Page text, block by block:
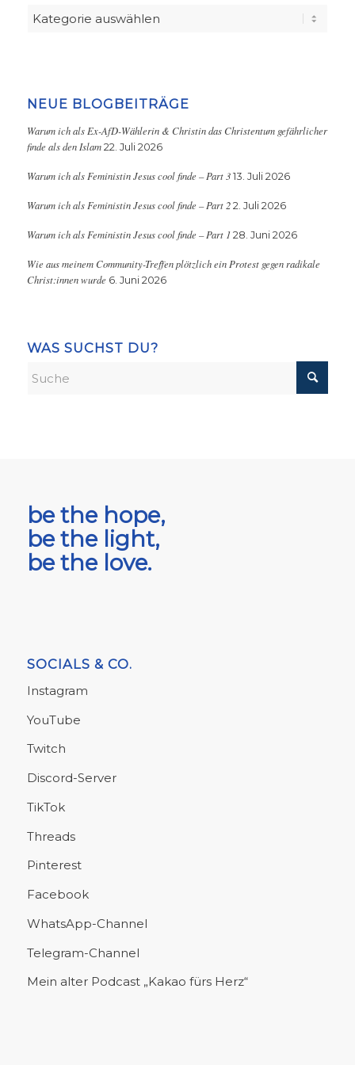
Kategorien
NEUE BLOGBEITRÄGE
Warum ich als Ex-AfD-Wählerin & Christin das Christentum gefährlicher
finde als den Islam 22. Juli 2026
Warum ich als Feministin Jesus cool finde – Part 3 13. Juli 2026
Warum ich als Feministin Jesus cool finde – Part 2 2. Juli 2026
Warum ich als Feministin Jesus cool finde – Part 1 28. Juni 2026
Wie aus meinem Community-Treffen plötzlich ein Protest gegen radikale
Christ:innen wurde 6. Juni 2026
WAS SUCHST DU?
be the hope,
be the light,
be the love.
SOCIALS & CO.
Instagram
YouTube
Twitch
Discord-Server
TikTok
Threads
Pinterest
Facebook
WhatsApp-Channel
Telegram-Channel
Mein alter Podcast „Kakao fürs Herz“